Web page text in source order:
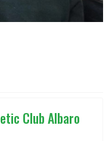
Club Albaro